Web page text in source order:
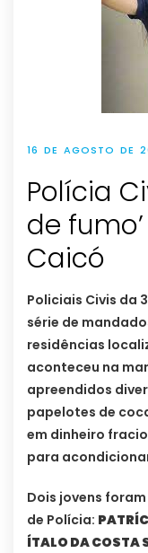
16 DE AGOSTO DE
Polícia
de
Caicó
Policiais Civis da
série de
residências
aconteceu na
apreendidos
papelotes de
em dinheiro
para
Dois jovens
de Polícia:
ÍTALO DA COSTA